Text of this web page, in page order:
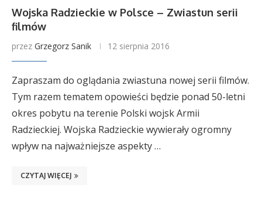
Wojska Radzieckie w Polsce – Zwiastun serii
filmów
przez Grzegorz Sanik 12 sierpnia 2016
Zapraszam do oglądania zwiastuna nowej serii filmów.
Tym razem tematem opowieści będzie ponad 50-letni
okres pobytu na terenie Polski wojsk Armii
Radzieckiej. Wojska Radzieckie wywierały ogromny
wpływ na najważniejsze aspekty …
CZYTAJ WIĘCEJ